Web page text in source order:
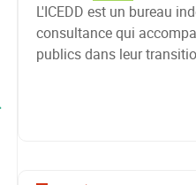
L'ICEDD est un bureau
consultance qui
publics dans leur